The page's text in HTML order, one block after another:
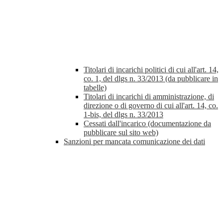
Titolari di incarichi politici di cui all'art. 14,
co. 1, del dlgs n. 33/2013 (da pubblicare in
tabelle)
Titolari di incarichi di amministrazione, di
direzione o di governo di cui all'art. 14, co.
1-bis, del dlgs n. 33/2013
Cessati dall'incarico (documentazione da
pubblicare sul sito web)
Sanzioni per mancata comunicazione dei dati